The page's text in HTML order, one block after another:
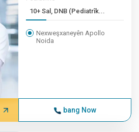
10+ Sal, DNB (Pediatrîk...
Nexweşxaneyên Apollo
Noida
bang Now